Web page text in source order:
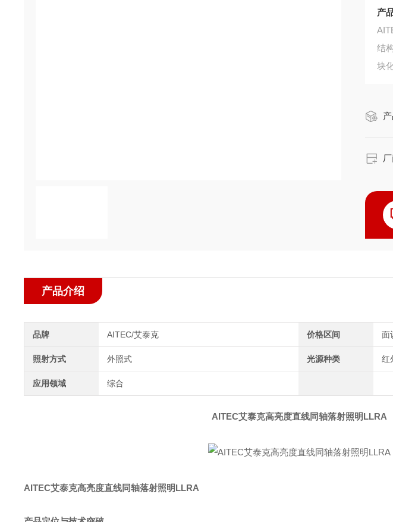
产
结
块
产品介绍
品牌 AITEC/艾泰克 价格区间 面
照射方式 外照式 光源种类 红
应用领域 综合
AITEC艾泰克高亮度直线同轴落射照明LLRA
AITEC艾泰克高亮度直线同轴落射照明LLRA